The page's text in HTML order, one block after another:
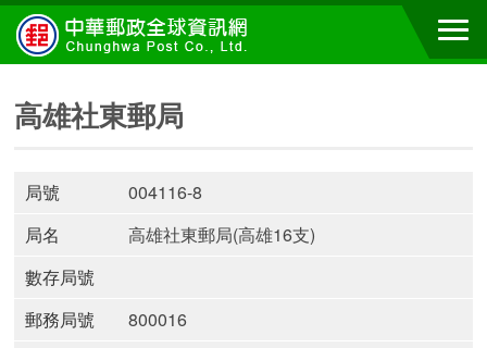
高雄社東郵局
局號
004116-8
局名
高雄社東郵局(高雄16支)
數存局號
郵務局號
800016